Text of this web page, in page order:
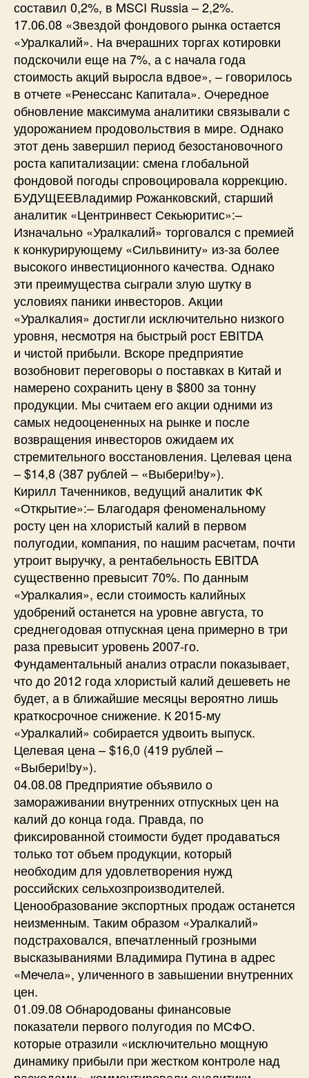
составил 0,2%, в MSCI Russia – 2,2%.
17.06.08 «Звездой фондового рынка остается
«Уралкалий». На вчерашних торгах котировки
подскочили еще на 7%, а с начала года
стоимость акций выросла вдвое», – говорилось
в отчете «Ренессанс Капитала». Очередное
обновление максимума аналитики связывали c
удорожанием продовольствия в мире. Однако
этот день завершил период безостановочного
роста капитализации: смена глобальной
фондовой погоды спровоцировала коррекцию.
БУДУЩЕЕВладимир Рожанковский, старший
аналитик «Центринвест Секьюритис»:–
Изначально «Уралкалий» торговался с премией
к конкурирующему «Сильвиниту» из-за более
высокого инвестиционного качества. Однако
эти преимущества сыграли злую шутку в
условиях паники инвесторов. Акции
«Уралкалия» достигли исключительно низкого
уровня, несмотря на быстрый рост EBITDA
и чистой прибыли. Вскоре предприятие
возобновит переговоры о поставках в Китай и
намерено сохранить цену в $800 за тонну
продукции. Мы считаем его акции одними из
самых недооцененных на рынке и после
возвращения инвесторов ожидаем их
стремительного восстановления. Целевая цена
– $14,8 (387 рублей – «Выбери!by»).
Кирилл Таченников, ведущий аналитик ФК
«Открытие»:– Благодаря феноменальному
росту цен на хлористый калий в первом
полугодии, компания, по нашим расчетам, почти
утроит выручку, а рентабельность EBITDA
существенно превысит 70%. По данным
«Уралкалия», если стоимость калийных
удобрений останется на уровне августа, то
среднегодовая отпускная цена примерно в три
раза превысит уровень 2007-го.
Фундаментальный анализ отрасли показывает,
что до 2012 года хлористый калий дешеветь не
будет, а в ближайшие месяцы вероятно лишь
краткосрочное снижение. К 2015-му
«Уралкалий» собирается удвоить выпуск.
Целевая цена – $16,0 (419 рублей –
«Выбери!by»).
04.08.08 Предприятие объявило о
замораживании внутренних отпускных цен на
калий до конца года. Правда, по
фиксированной стоимости будет продаваться
только тот объем продукции, который
необходим для удовлетворения нужд
российских сельхозпроизводителей.
Ценообразование экспортных продаж останется
неизменным. Таким образом «Уралкалий»
подстраховался, впечатленный грозными
высказываниями Владимира Путина в адрес
«Мечела», уличенного в завышении внутренних
цен.
01.09.08 Обнародованы финансовые
показатели первого полугодия по МСФО.
которые отразили «исключительно мощную
динамику прибыли при жестком контроле над